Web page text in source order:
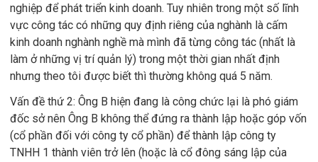
nghiệp để phát triển kinh doanh. Tuy nhiên trong một số lĩnh
vực công tác có những quy định riêng của nghành là cấm
kinh doanh nghành nghề mà mình đã từng công tác (nhất là
làm ở những vị trí quản lý) trong một thời gian nhất định
nhưng theo tôi được biết thì thường không quá 5 năm.
Vấn đề thứ 2: Ông B hiện đang là công chức lại là phó giám
đốc sở nên Ông B không thể đứng ra thành lập hoặc góp vốn
(cổ phần đối với công ty cổ phần) để thành lập công ty
TNHH 1 thành viên trở lên (hoặc là cổ đông sáng lập của